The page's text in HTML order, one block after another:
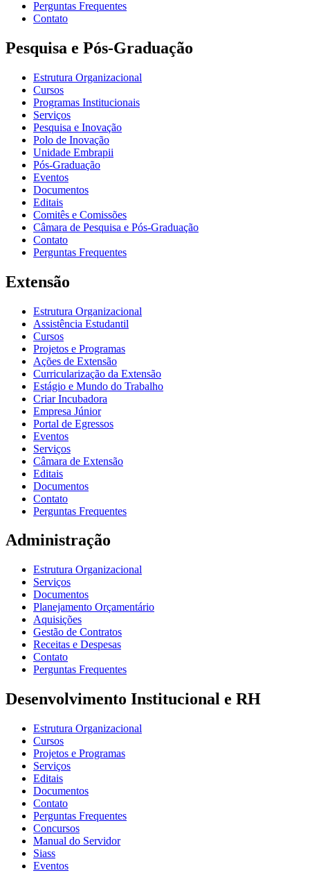
Perguntas Frequentes
Contato
Pesquisa e Pós-Graduação
Estrutura Organizacional
Cursos
Programas Institucionais
Serviços
Pesquisa e Inovação
Polo de Inovação
Unidade Embrapii
Pós-Graduação
Eventos
Documentos
Editais
Comitês e Comissões
Câmara de Pesquisa e Pós-Graduação
Contato
Perguntas Frequentes
Extensão
Estrutura Organizacional
Assistência Estudantil
Cursos
Projetos e Programas
Ações de Extensão
Curricularização da Extensão
Estágio e Mundo do Trabalho
Criar Incubadora
Empresa Júnior
Portal de Egressos
Eventos
Serviços
Câmara de Extensão
Editais
Documentos
Contato
Perguntas Frequentes
Administração
Estrutura Organizacional
Serviços
Documentos
Planejamento Orçamentário
Aquisições
Gestão de Contratos
Receitas e Despesas
Contato
Perguntas Frequentes
Desenvolvimento Institucional e RH
Estrutura Organizacional
Cursos
Projetos e Programas
Serviços
Editais
Documentos
Contato
Perguntas Frequentes
Concursos
Manual do Servidor
Siass
Eventos